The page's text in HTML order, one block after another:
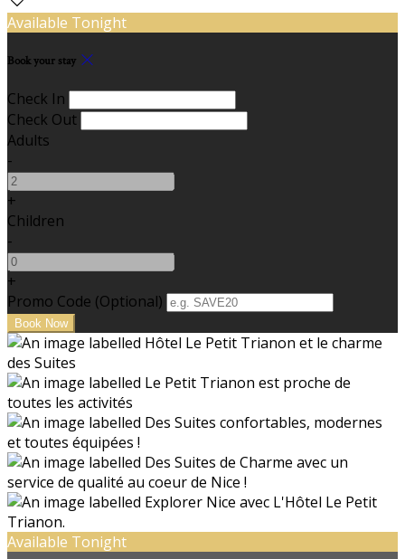
Available Tonight
Book your stay
Check In
Check Out
Adults
-
+
Children
-
+
Promo Code (Optional)
Available Tonight